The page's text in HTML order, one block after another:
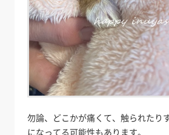
勿論、どこかが痛くて、触られたり
になってる可能性もあります。